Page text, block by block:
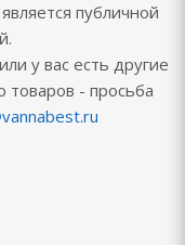
публичной
у вас есть другие
товаров - просьба